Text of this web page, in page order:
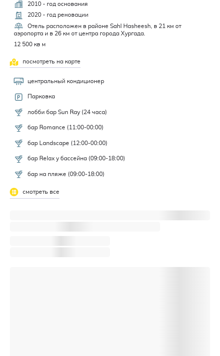
2010 - год основания
2020 - год реновации
Отель расположен в районе Sahl Hasheesh, в 21 км от
аэропорта и в 26 км от центра города Хургада.
12 500 кв м
посмотреть на карте
центральный кондиционер
Парковка
лобби бар Sun Ray (24 часа)
бар Romance (11:00-00:00)
бар Landscape (12:00-00:00)
бар Relax у бассейна (09:00-18:00)
бар на пляже (09:00-18:00)
смотреть все